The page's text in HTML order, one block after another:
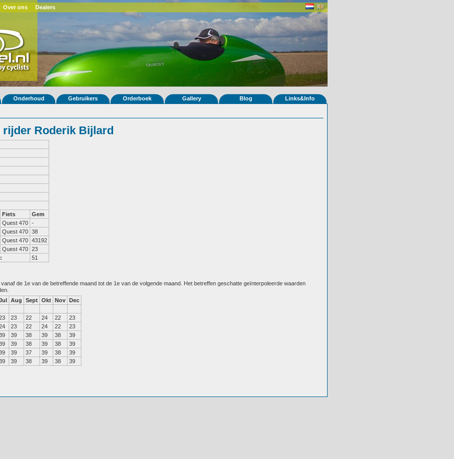
Over ons Dealers
Onderhoud Gebruikers Orderboek Gallery Blog Links&Info
rijder Roderik Bijlard
Fiets
Gem
Quest 470 -
Quest 470 38
Quest 470 43192
Quest 470 23
51
de 1e van de betreffende maand tot de 1e van de volgende maand. Het betreffen geschatte geïnterpoleerde waarden
Aug Sept Okt Nov Dec
23 22 24 22
23
23 22 24 22
23
39 38 39 38
39
39 38 39 38
39
39 37 39 38
39
39 38 39 38 39